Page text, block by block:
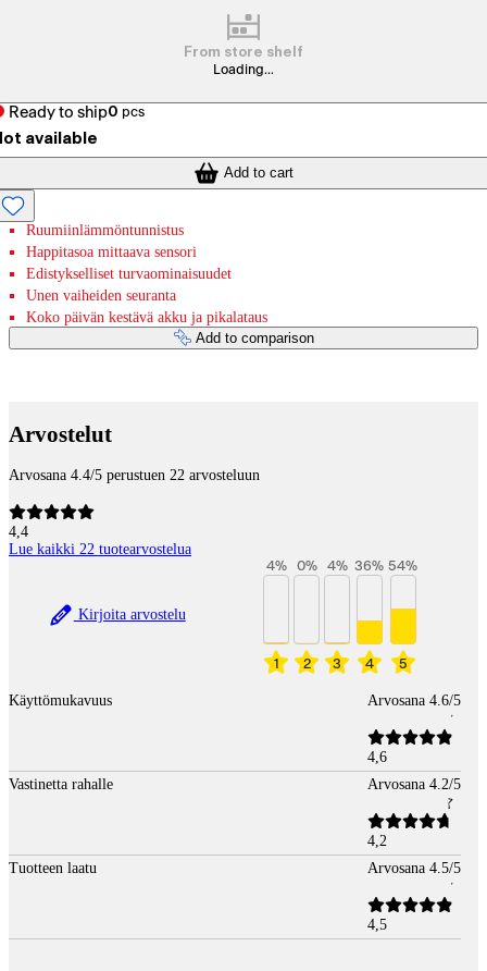
From store shelf
Loading...
Ready to ship0 pcs
available
Add to cart
Ruumiinlämmöntunnistus
Happitasoa mittaava sensori
Edistykselliset turvaominaisuudet
Unen vaiheiden seuranta
Koko päivän kestävä akku ja pikalataus
Add to comparison
Arvostelut
Arvosana 4.4/5 perustuen 22 arvosteluun
4,4
Lue kaikki 22 tuotearvostelua
Kirjoita arvostelu
1
4%
2
0%
3
4%
4
36%
5
54%
Käyttömukavuus Arvosana 4.6/5
4,6
Vastinetta rahalle
Arvosana 4.2/5
4,2
Tuotteen laatu
Arvosana 4.5/5
4,5